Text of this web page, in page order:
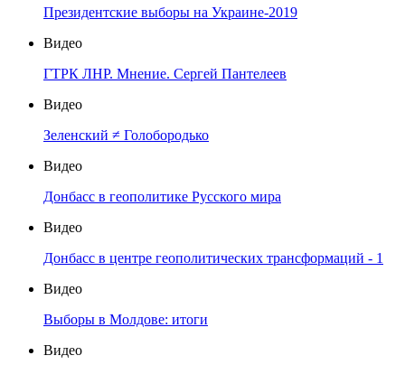
Президентские выборы на Украине-2019
Видео
ГТРК ЛНР. Мнение. Сергей Пантелеев
Видео
Зеленский ≠ Голобородько
Видео
Донбасс в геополитике Русского мира
Видео
Донбасс в центре геополитических трансформаций - 1
Видео
Выборы в Молдове: итоги
Видео